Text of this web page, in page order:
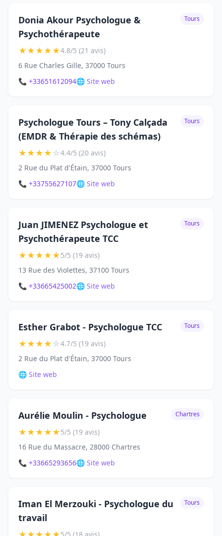
Donia Akour Psychologue &
Psychothérapeute
Tours
★★★★★4.8/5 (21 avis)
6 Rue Charles Gille, 37000 Tours
📞 +33651612094🌐 Site web
Psychologue Tours – Tony Calçada
(EMDR & Thérapie des schémas)
Tours
★★★★☆4.4/5 (20 avis)
2 Rue du Plat d'Étain, 37000 Tours
📞 +33755627107🌐 Site web
Juan JIMENEZ Psychologue et
Psychothérapeute TCC
Tours
★★★★★5/5 (19 avis)
13 Rue des Violettes, 37100 Tours
📞 +33665425002🌐 Site web
Esther Grabot - Psychologue TCC Tours
★★★★☆4.7/5 (19 avis)
2 Rue du Plat d'Étain, 37000 Tours
🌐 Site web
Aurélie Moulin - Psychologue Chartres
★★★★★5/5 (19 avis)
16 Rue du Massacre, 28000 Chartres
📞 +33665293656🌐 Site web
Iman El Merzouki - Psychologue du
travail
Tours
5/5 (18 avis)